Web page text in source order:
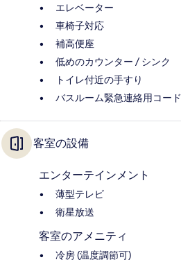
エレベーター
車椅子対応
補高便座
低めのカウンター / シンク
トイレ付近の手すり
バスルーム緊急連絡用コード
客室の設備
エンターテインメント
薄型テレビ
衛星放送
客室のアメニティ
冷房 (温度調節可)